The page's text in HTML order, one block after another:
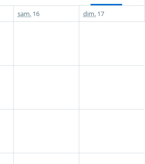
sam. 16 dim. 17